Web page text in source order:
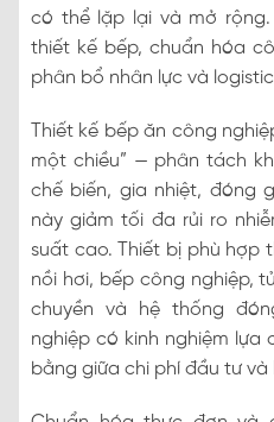
có thể lặp lại và mở
thiết kế bếp, chuẩn hóa
phân bổ nhân lực và
Thiết kế bếp ăn công
một chiều” — phân tách
chế biến, gia nhiệt, đóng
này giảm tối đa rủi ro
suất cao. Thiết bị phù hợp
nồi hơi, bếp công nghiệp,
chuyền và hệ thống
nghiệp có kinh nghiệm lựa
bằng giữa chi phí đầu tư